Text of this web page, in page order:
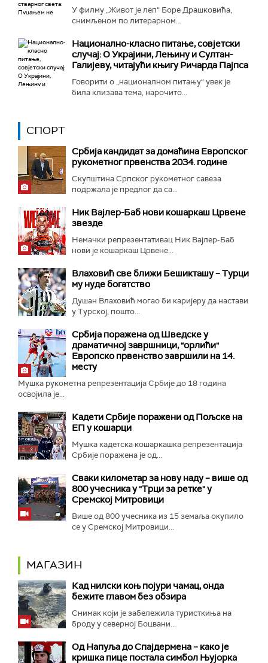
У филму „Живот је леп“ Боре Драшковића,
снимљеном по литерарном...
Национално-класнo питање, совјетски
случај: О Украјини, Лењину и Султан-
Галијеву, читајући књигу Ричарда Пајпса
Говорити о „националном питању“ увек је
била клизава тема, нарочито...
СПОРТ
Србија кандидат за домаћина Европског
рукометног првенства 2034. године
Скупштина Српског рукометног савеза
подржала је предлог да са...
Ник Вајлер-Баб нови кошаркаш Црвене
звезде
Немачки репрезентативац Ник Вајлер-Баб
нови је кошаркаш Црвене...
Влаховић све ближи Бешикташу – Турци
му нуде богатство
Душан Влаховић могао би каријеру да настави
у Турској, пошто...
Србија поражена од Шведске у
драматичној завршници, "орлићи"
Европско првенство завршили на 14.
месту
Мушка рукометна репрезентација Србије до 18 година
освојила је...
Кадети Србије поражени од Пољске на
ЕП у кошарци
Мушка кадетска кошаркашка репрезентација
Србије поражена је од...
Сваки километар за нову наду – више од
800 учесника у "Трци за ретке" у
Сремској Митровици
Више од 800 учесника из 15 земаља окупило
се у Сремској Митровици...
МАГАЗИН
Кад нилски коњ појури чамац, онда
бежите главом без обзира
Снимак који је забележила туристкиња на
броду у северној Боцвани...
Од Напуља до Спајдермена – како је
кришка пице постала симбол Њујорка